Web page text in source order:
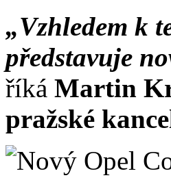
„Vzhledem k
představuje
říká Martin
pražské